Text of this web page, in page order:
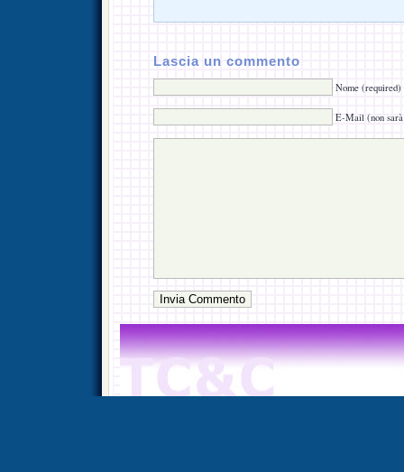
Lascia un commento
Nome (required)
E-Mail (non